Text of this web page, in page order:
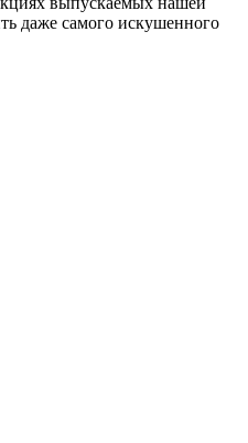
даже самого искушенного